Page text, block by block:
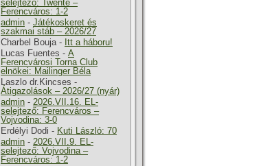
selejtező: Twente –
Ferencváros: 1-2
admin - Játékoskeret és
szakmai stáb – 2026/27
Charbel Bouja- Itt a háboru!
Lucas Fuentes - A
Ferencvárosi Torna Club
elnökei: Mailinger Béla
Laszlo dr.Kincses -
Átigazolások – 2026/27 (nyár)
admin - 2026.VII.16. EL-
selejtező: Ferencváros –
Vojvodina: 3-0
Erdélyi Dodi - Kuti László: 70
admin - 2026.VII.9. EL-
selejtező: Vojvodina –
Ferencváros: 1-2